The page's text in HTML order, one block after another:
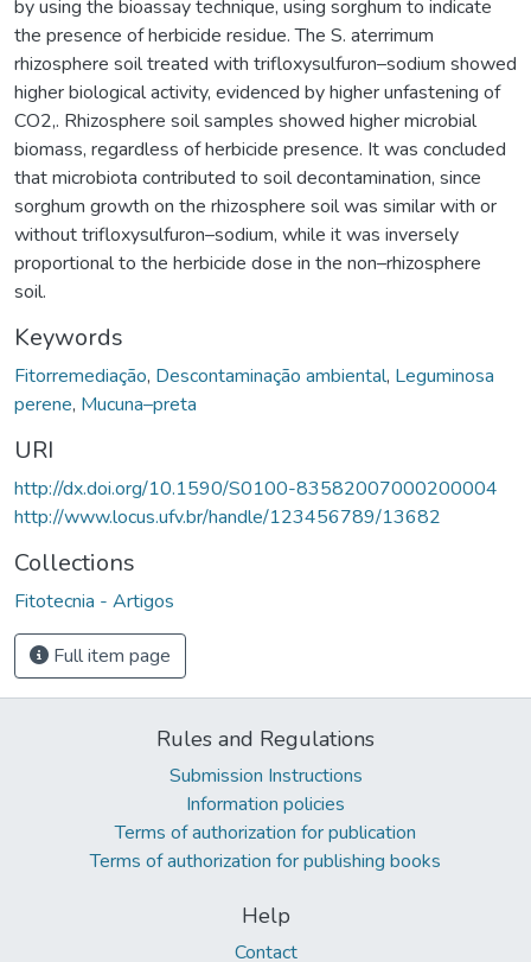
by using the bioassay technique, using sorghum to indicate
the presence of herbicide residue. The S. aterrimum
rhizosphere soil treated with trifloxysulfuron–sodium showed
higher biological activity, evidenced by higher unfastening of
CO2,. Rhizosphere soil samples showed higher microbial
biomass, regardless of herbicide presence. It was concluded
that microbiota contributed to soil decontamination, since
sorghum growth on the rhizosphere soil was similar with or
without trifloxysulfuron–sodium, while it was inversely
proportional to the herbicide dose in the non–rhizosphere
soil.
Keywords
Fitorremediação, Descontaminação ambiental, Leguminosa
perene, Mucuna–preta
URI
http://dx.doi.org/10.1590/S0100-83582007000200004
http://www.locus.ufv.br/handle/123456789/13682
Collections
Fitotecnia - Artigos
Full item page
Rules and Regulations
Submission Instructions
Information policies
Terms of authorization for publication
Terms of authorization for publishing books
Help
Contact